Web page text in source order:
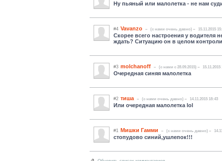
Ну пьяный или малолетка - не нам
#4 Vavanzo (c нами очень давно) 15.11.2015
Скорее всего настроения у водителя
ждать? Ситуацию он в целом
#3 molchanoff (c нами с 28.09.2015) 15.11.2015
Очередная синяя малолетка
#2 тиша (c нами очень давно) 14.11.2015 18:43
Или очередная малолетка lol
#1 Мишки Гамми (c нами очень давно)
стопудово синий,ушлепок!!!